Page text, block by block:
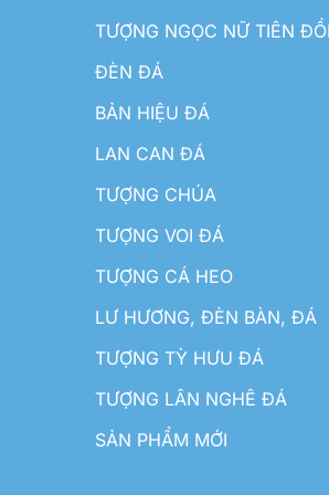
TƯỢNG NGỌC NỮ TIÊN
ĐÈN ĐÁ
BẢN HIỆU ĐÁ
LAN CAN ĐÁ
TƯỢNG CHÚA
TƯỢNG VOI ĐÁ
TƯỢNG CÁ HEO
LƯ HƯƠNG, ĐÈN BÀN, ĐÁ
TƯỢNG TỲ HƯU ĐÁ
TƯỢNG LÂN NGHÊ ĐÁ
SẢN PHẨM MỚI